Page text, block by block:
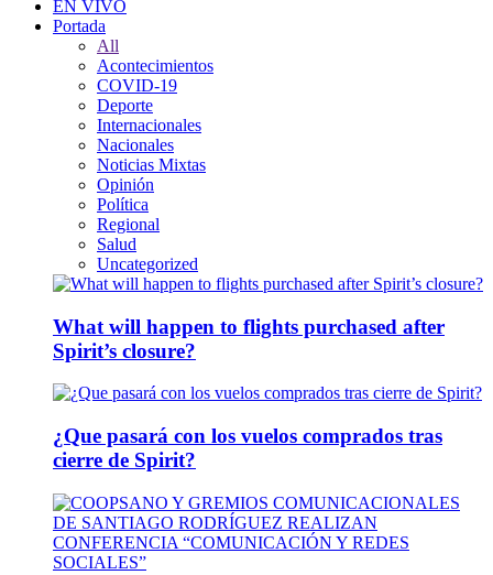
EN VIVO
Portada
All
Acontecimientos
COVID-19
Deporte
Internacionales
Nacionales
Noticias Mixtas
Opinión
Política
Regional
Salud
Uncategorized
What will happen to flights purchased after
Spirit’s closure?
¿Que pasará con los vuelos comprados tras
cierre de Spirit?